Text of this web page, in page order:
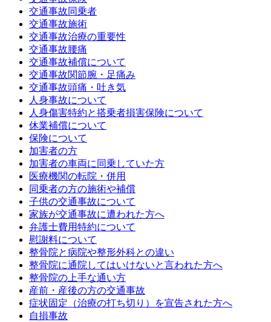
交通事故同乗者
交通事故施術
交通事故治療の重要性
交通事故腰痛
交通事故補償について
交通事故関節腕・足痛み
交通事故頭痛・吐き気
人身事故について
人身傷害特約と搭乗者損害保険について
休業補償について
保険について
加害者の方
加害者の車両に同乗していた方
医療機関の転院・併用
同乗者の方の施術や補償
子供の交通事故について
家族が交通事故に遭われた方へ
弁護士費用特約について
慰謝料について
整骨院と病院や整形外科との違い
整骨院に通院してはいけないと言われた方へ
整骨院の上手な通い方
産前・産後の方の交通事故
症状固定（治療の打ち切り）を宣告された方へ
自損事故